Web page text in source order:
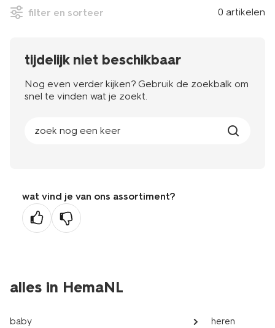
filter en sorteer 0 artikelen
tijdelijk niet beschikbaar
Nog even verder kijken? Gebruik de zoekbalk om
snel te vinden wat je zoekt.
zoek nog een keer
wat vind je van ons assortiment?
alles in HemaNL
baby heren